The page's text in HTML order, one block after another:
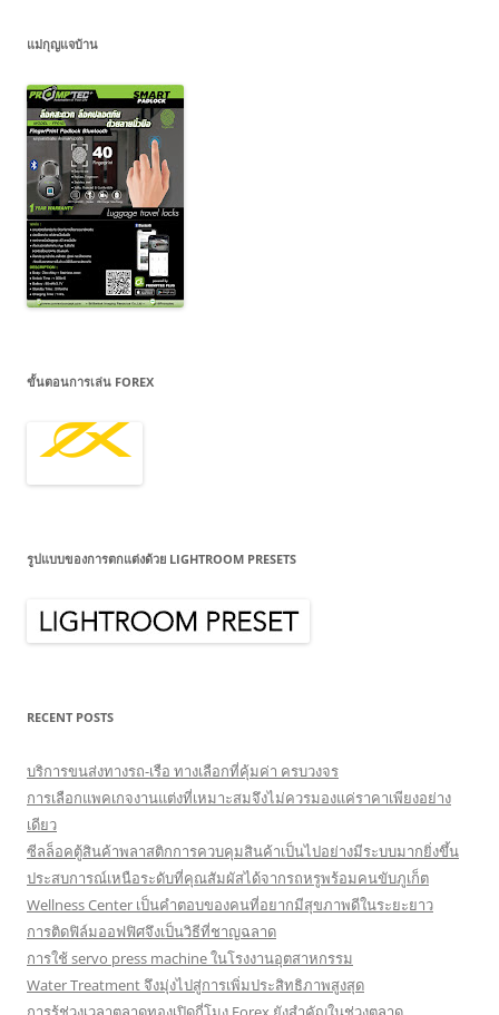
แม่กุญแจบ้าน
ขั้นตอนการเล่น FOREX
รูปแบบของการตกแต่งด้วย LIGHTROOM PRESETS
RECENT POSTS
บริการขนส่งทางรถ-เรือ ทางเลือกที่คุ้มค่า ครบวงจร
การเลือกแพคเกจงานแต่งที่เหมาะสมจึงไม่ควรมองแค่ราคาเพียงอย่าง
เดียว
ซีลล็อคตู้สินค้าพลาสติกการควบคุมสินค้าเป็นไปอย่างมีระบบมากยิ่งขึ้น
ประสบการณ์เหนือระดับที่คุณสัมผัสได้จากรถหรูพร้อมคนขับภูเก็ต
Wellness Center เป็นคำตอบของคนที่อยากมีสุขภาพดีในระยะยาว
การติดฟิล์มออฟฟิศจึงเป็นวิธีที่ชาญฉลาด
การใช้ servo press machine ในโรงงานอุตสาหกรรม
Water Treatment จึงมุ่งไปสู่การเพิ่มประสิทธิภาพสูงสุด